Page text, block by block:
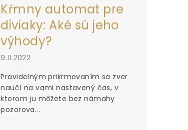
Kŕmny automat pre
diviaky: Aké sú jeho
výhody?
9.11.2022
Pravidelným prikrmovaním sa zver
naučí na vami nastavený čas, v
ktorom ju môžete bez námahy
pozorova...